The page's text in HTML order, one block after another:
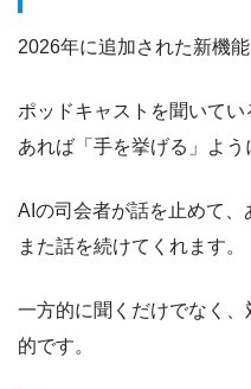
2026年に追加された新機能
ポッドキャストを聞いて
あれば「手を挙げる」よう
AIの司会者が話を止めて、
また話を続けてくれます。
一方的に聞くだけでなく
的です。